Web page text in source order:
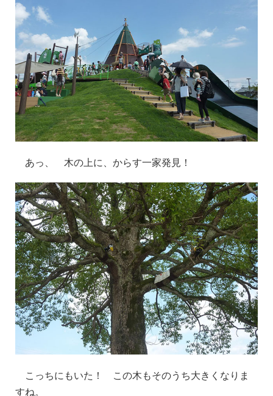
あっ、 木の上に、からす一家発見！
こっちにもいた！ この木もそのうち大きくなりま
すね。